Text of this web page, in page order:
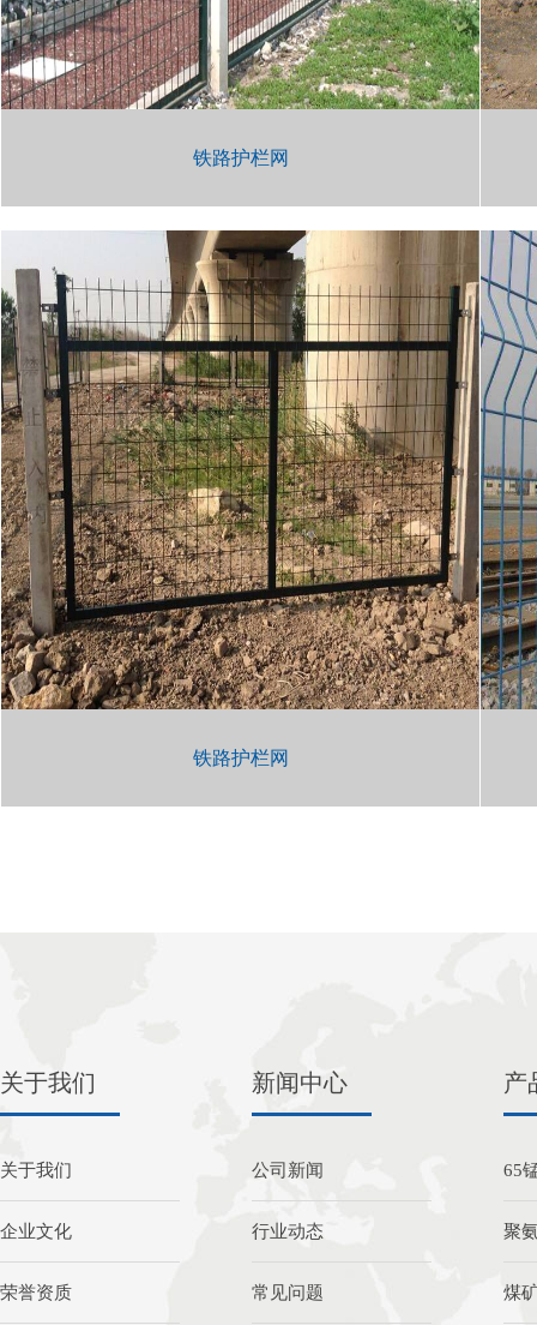
铁路护栏网
铁路护栏网
关于我们
关于我们
企业文化
荣誉资质
新闻中心
公司新闻
行业动态
常见问题
产
65
聚
煤